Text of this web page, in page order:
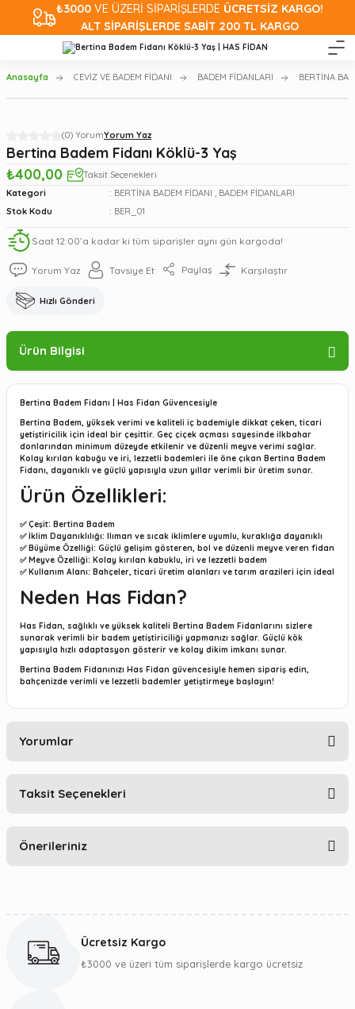
₺3000VE ÜZERİ SİPARİŞLERDE ÜCRETSİZ KARGO!
ALT SİPARİŞLERDE SABİT 200 TL KARGO
Anasayfa CEVİZ VE BADEM FİDANI BADEM FİDANLARI BERTİNA
(0) YorumYorum Yaz
Bertina Badem Fidanı Köklü-3 Yaş
₺400,00
Taksit Seçenekleri
Kategori
BERTİNA BADEM FİDANI , BADEM FİDANLARI
Stok Kodu
BER_01
Saat 12:00’a kadar ki tüm siparişler aynı gün kargoda!
Yorum Yaz Tavsiye Et Paylaş Karşılaştır
Hızlı Gönderi
Ürün Bilgisi
Bertina Badem Fidanı | Has Fidan Güvencesiyle
Bertina Badem, yüksek verimi ve kaliteli iç bademiyle dikkat çeken, ticari
yetiştiricilik için ideal bir çeşittir. Geç çiçek açması sayesinde ilkbahar
donlarından minimum düzeyde etkilenir ve düzenli meyve verimi sağlar.
Kolay kırılan kabuğu ve iri, lezzetli bademleri ile öne çıkan Bertina Badem
Fidanı, dayanıklı ve güçlü yapısıyla uzun yıllar verimli bir üretim sunar.
Ürün Özellikleri:
✅Çeşit: Bertina Badem
✅İklim Dayanıklılığı: Ilıman ve sıcak iklimlere uyumlu, kuraklığa dayanıklı
✅Büyüme Özelliği: Güçlü gelişim gösteren, bol ve düzenli meyve veren fidan
✅Meyve Özelliği: Kolay kırılan kabuklu, iri ve lezzetli badem
✅Kullanım Alanı: Bahçeler, ticari üretim alanları ve tarım arazileri için ideal
Neden Has Fidan?
Has Fidan, sağlıklı ve yüksek kaliteli Bertina Badem Fidanlarını sizlere
sunarak verimli bir badem yetiştiriciliği yapmanızı sağlar. Güçlü kök
yapısıyla hızlı adaptasyon gösterir ve kolay dikim imkanı sunar.
Bertina Badem Fidanınızı Has Fidan güvencesiyle hemen sipariş edin,
bahçenizde verimli ve lezzetli bademler yetiştirmeye başlayın!
Yorumlar
Taksit Seçenekleri
Önerileriniz
Görüş ve önerileriniz için teşekkür ederiz.
Ücretsiz Kargo
₺3000 ve üzeri tüm siparişlerde kargo ücretsiz